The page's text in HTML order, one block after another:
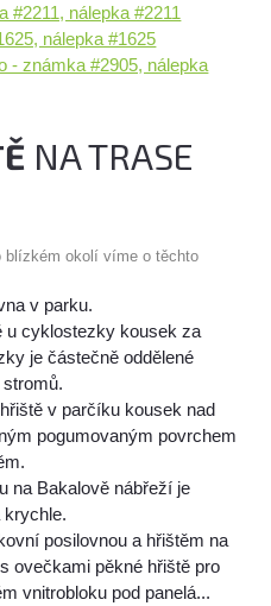
#2211, nálepka #2211
nálepka #1625
- známka #2905, nálepka
NA TRASE
blízkém okolí víme o těchto
v parku.
u cyklostezky kousek za
je částečně oddělené
v parčíku kousek nad
pogumovaným povrchem
na Bakalově nábřeží je
krychle.
posilovnou a hřištěm na
ovečkami pěkné hřiště pro
vnitrobloku pod panelá...